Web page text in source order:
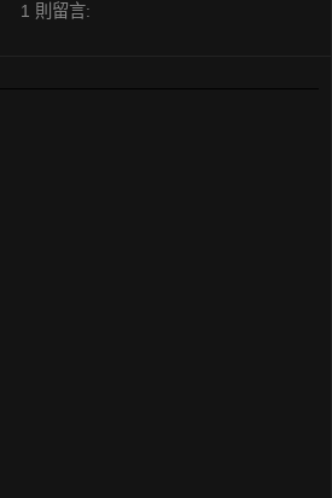
1 則留言: